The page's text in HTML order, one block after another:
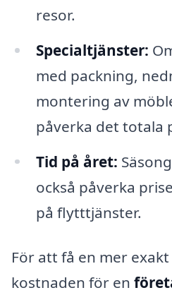
resor.
Specialtjänster:
med packning,
montering av
påverka det totala
Tid på året:
också påverka
på flytttjänster.
För att få en mer
kostnaden för en